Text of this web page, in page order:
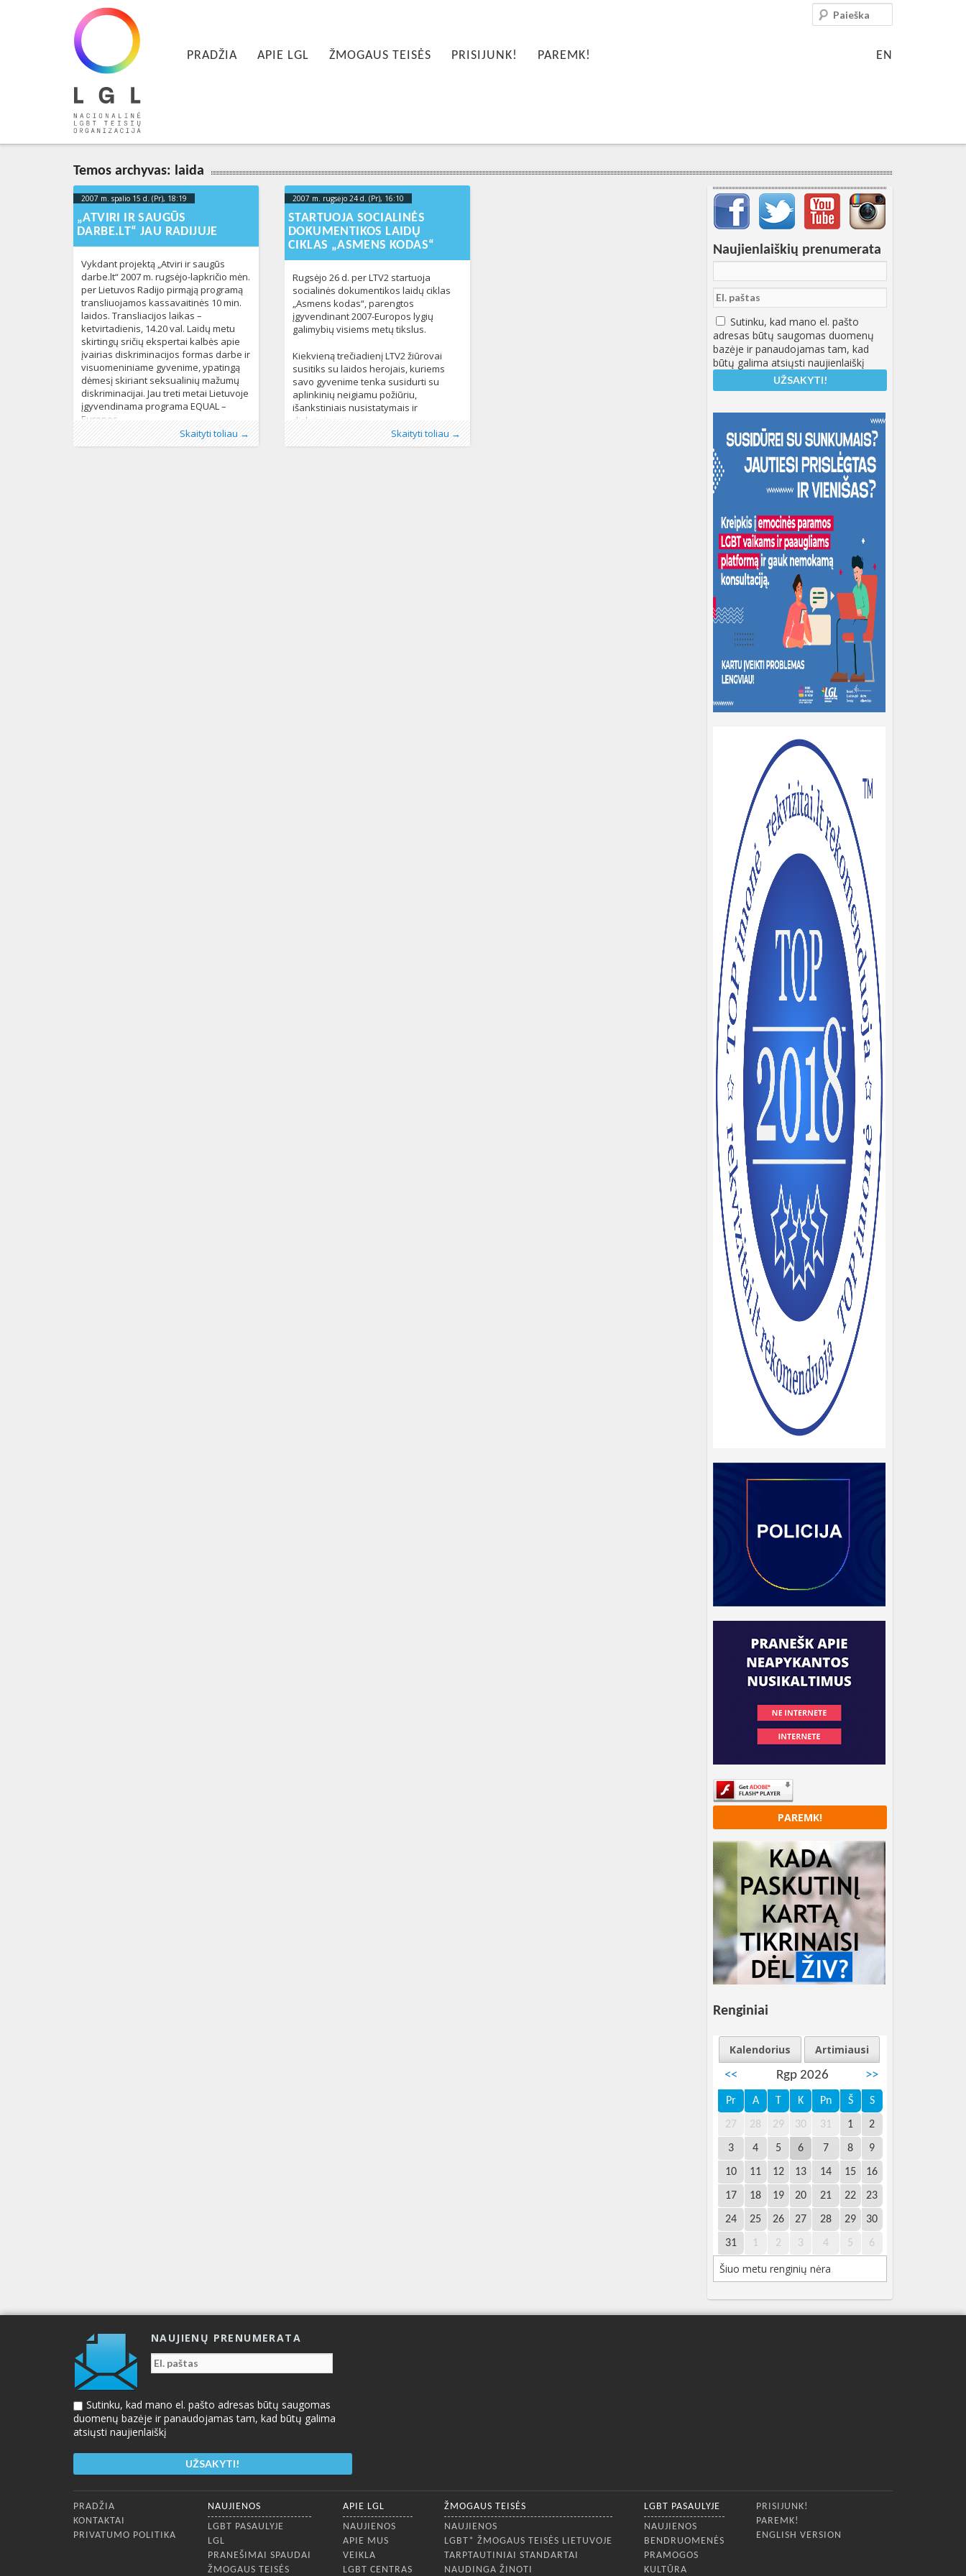
Nacionalinė LGBT teisių organizacija
PRADŽIA APIE LGL ŽMOGAUS TEISĖS PRISIJUNK! PAREMK! EN
Paieška
Temos archyvas: laida
Svarbių įrašų meniu
Naujienlaiškių prenumerata
Sutinku, kad mano el. pašto
adresas būtų saugomas duomenų
bazėje ir panaudojamas tam, kad
būtų galima atsiųsti naujienlaiškį
PAREMK!
Renginiai
Kalendorius
Artimiausi
<<
Rgp 2026 >>
Pr A T K Pn Š S
27 28 29 30 31 1 2
3 4 5 6 7 8 9
10 11 12 13 14 15 16
17 18 19 20 21 22 23
24 25 26 27 28 29 30
31 1 2 3 4 5 6
Šiuo metu renginių nėra
2007 m. spalio 15 d. (Pr), 18:19
„ATVIRI IR SAUGŪS
DARBE.LT“ JAU RADIJUJE
Vykdant projektą „Atviri ir saugūs
darbe.lt“ 2007 m. rugsėjo-lapkričio mėn.
per Lietuvos Radijo pirmąją programą
transliuojamos kassavaitinės 10 min.
laidos. Transliacijos laikas –
ketvirtadienis, 14.20 val. Laidų metu
skirtingų sričių ekspertai kalbės apie
įvairias diskriminacijos formas darbe ir
visuomeniniame gyvenime, ypatingą
dėmesį skiriant seksualinių mažumų
diskriminacijai. Jau treti metai Lietuvoje
įgyvendinama programa EQUAL –
Europos
Skaityti toliau →
Publikavo:LGL, LGL
Kategorijos:LGL152
Žymos:Atviri ir saugūs darbe,diskriminacija,
EQUAL,Europos Sąjunga,laida,projektas691
2007 m. rugsėjo 24 d. (Pr), 16:10
05T23:37:48+00:00
STARTUOJA SOCIALINĖS
DOKUMENTIKOS LAIDŲ
CIKLAS „ASMENS KODAS“
Rugsėjo 26 d. per LTV2 startuoja
socialinės dokumentikos laidų ciklas
„Asmens kodas“, parengtos
įgyvendinant 2007-Europos lygių
galimybių visiems metų tikslus.
Kiekvieną trečiadienį LTV2 žiūrovai
susitiks su laidos herojais, kuriems
savo gyvenime tenka susidurti su
aplinkinių neigiamu požiūriu,
išankstiniais nusistatymais ir
diskriminacija
Skaityti toliau →
Publikavo:LGL, LGL
Kategorijos:LGL152
Žymos:Europos Sąjunga,laida,LTV,Violeta
Baublienė467
NAUJIENŲ PRENUMERATA
Sutinku, kad mano el. pašto adresas būtų saugomas
duomenų bazėje ir panaudojamas tam, kad būtų galima
atsiųsti naujienlaiškį
Apatinis meniu
PRADŽIA
KONTAKTAI
PRIVATUMO POLITIKA
NAUJIENOS
LGBT PASAULYJE
LGL
PRANEŠIMAI SPAUDAI
ŽMOGAUS TEISĖS
APIE LGL
NAUJIENOS
APIE MUS
VEIKLA
LGBT CENTRAS
ŽMOGAUS TEISĖS
NAUJIENOS
LGBT* ŽMOGAUS TEISĖS LIETUVOJE
TARPTAUTINIAI STANDARTAI
NAUDINGA ŽINOTI
LGBT PASAULYJE
NAUJIENOS
BENDRUOMENĖS
PRAMOGOS
KULTŪRA
PRISIJUNK!
PAREMK!
ENGLISH VERSION